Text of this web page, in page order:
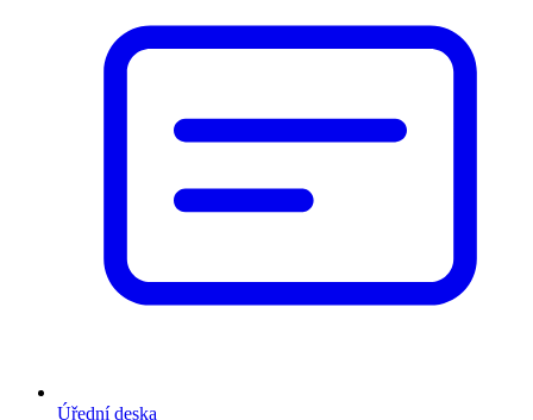
Úřední deska